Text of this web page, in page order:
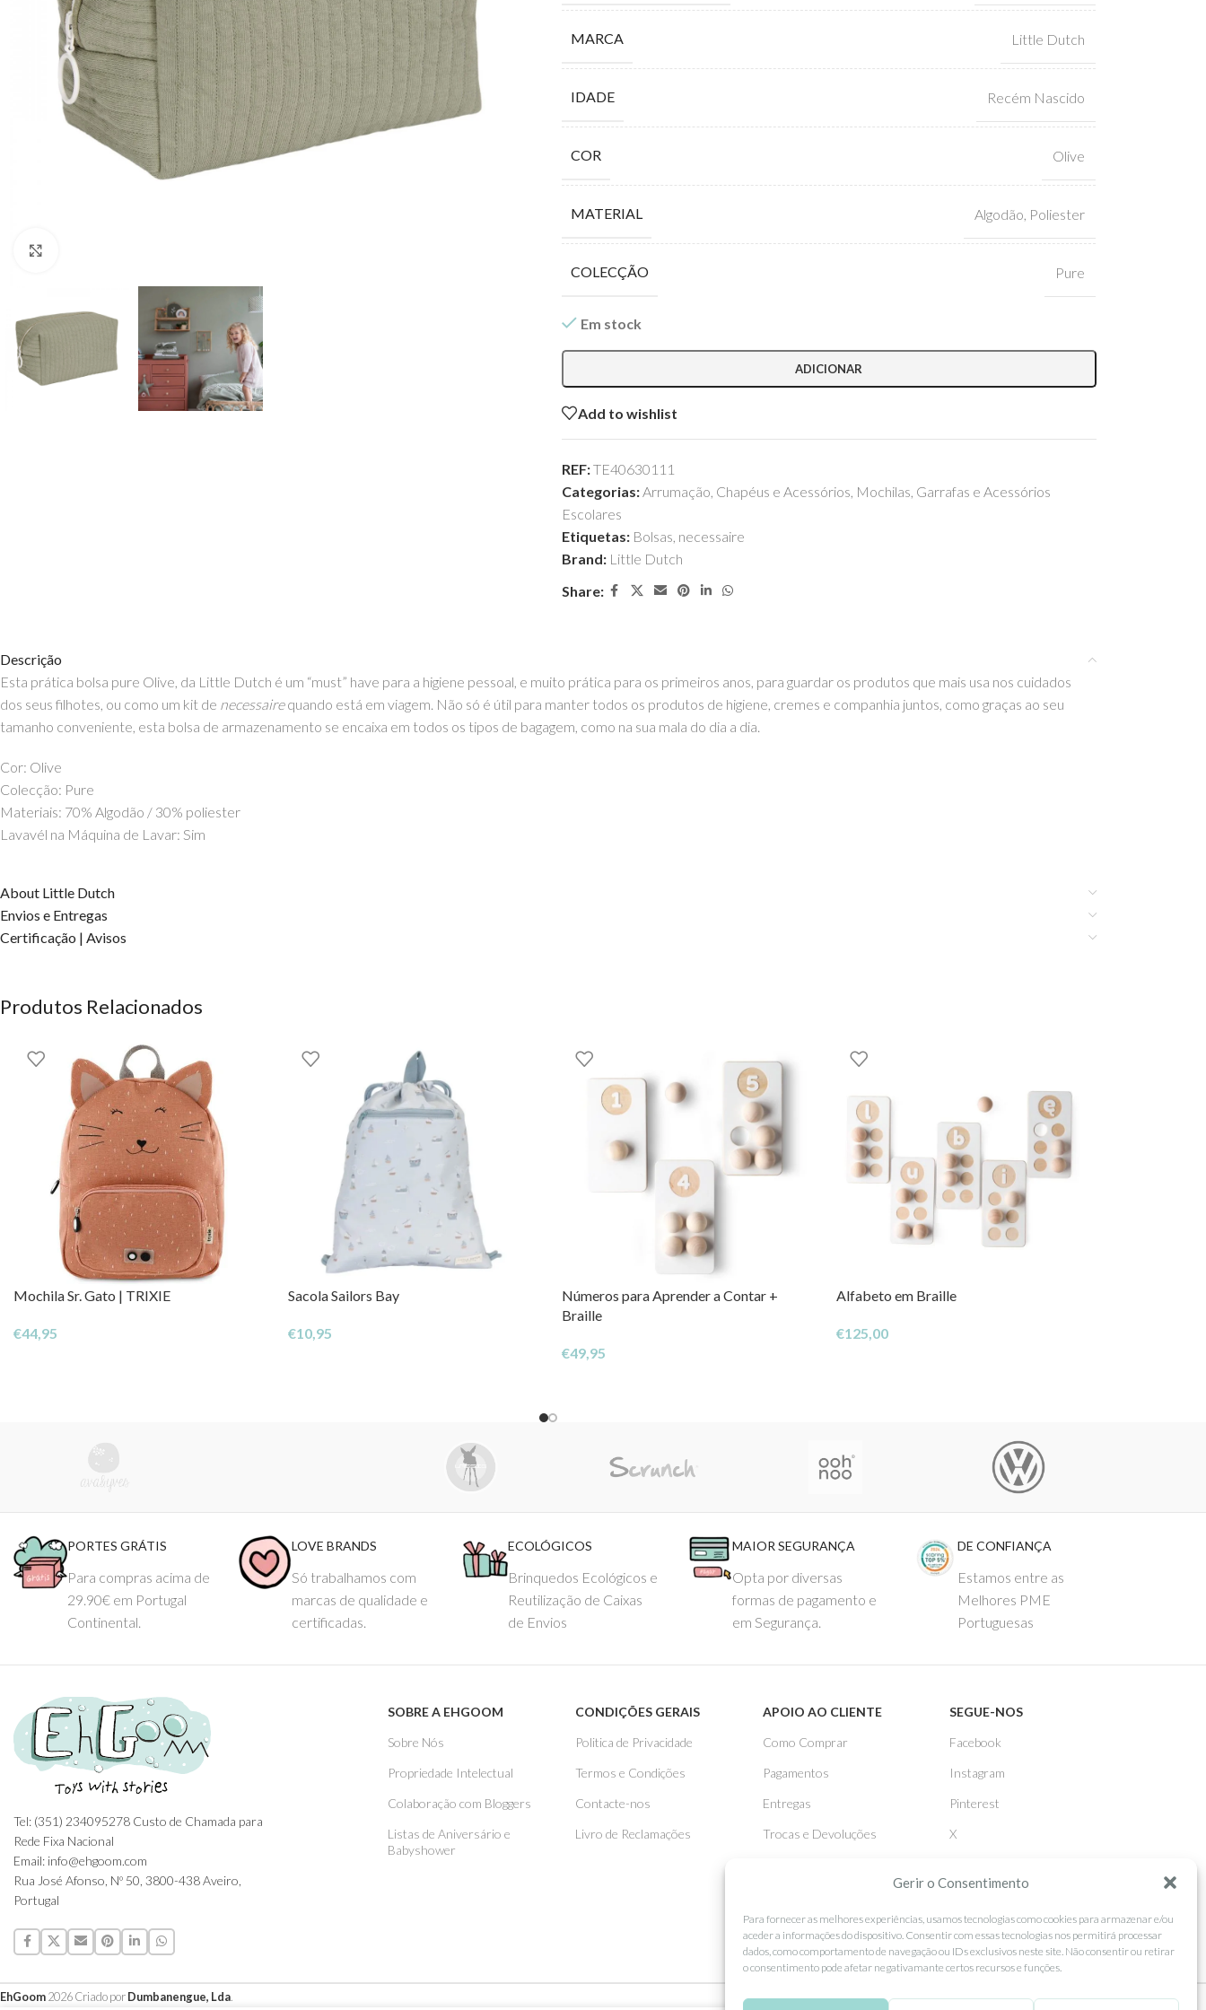
Gerir o Consentimento
Para fornecer as melhores experiências, usamos tecnologias como cookies para armazenar e/ou
aceder a informações do dispositivo. Consentir com essas tecnologias nos permitirá processar
dados, como comportamento de navegação ou IDs exclusivos neste site. Não consentir ou retirar
o consentimento pode afetar negativamante certos recursos e funções.
MARCA Little Dutch
IDADE Recém Nascido
COR Olive
MATERIAL Algodão Poliester
COLECÇÃO Pure
Em stock
ADICIONAR
Add to wishlist
REF:TE40630111
Categorias:Arrumação, Chapéus e Acessórios, Mochilas, Garrafas e Acessórios
Escolares
Etiquetas: Bolsas, necessaire
Brand: Little Dutch
Share:
Descrição
Esta prática bolsa pure Olive, da Little Dutch é um “must” have para a higiene pessoal, e muito prática para os primeiros anos, para guardar os produtos que mais usa nos cuidados
dos seus filhotes, ou como um kit de necessairequando está em viagem. Não só é útil para manter todos os produtos de higiene, cremes e companhia juntos, como graças ao seu
tamanho conveniente, esta bolsa de armazenamento se encaixa em todos os tipos de bagagem, como na sua mala do dia a dia.
Cor: Olive
Colecção: Pure
Materiais: 70% Algodão / 30% poliester
Lavavél na Máquina de Lavar: Sim
About Little Dutch
Envios e Entregas
Certificação | Avisos
Produtos Relacionados
Mochila Sr. Gato | TRIXIE
€44,95
Sacola Sailors Bay
€10,95
Números para Aprender a Contar +
Braille
€49,95
Alfabeto em Braille
€125,00
PORTES GRÁTIS
Para compras acima de
29.90€ em Portugal
Continental.
LOVE BRANDS
Só trabalhamos com
marcas de qualidade e
certificadas.
ECOLÓGICOS
Brinquedos Ecológicos e
Reutilização de Caixas
de Envios
MAIOR SEGURANÇA
Opta por diversas
formas de pagamento e
em Segurança.
DE CONFIANÇA
Estamos entre as
Melhores PME
Portuguesas
Tel: (351) 234095278 Custo de Chamada para
Rede Fixa Nacional
Email: info@ehgoom.com
Rua José Afonso, Nº 50, 3800-438 Aveiro,
Portugal
SOBRE A EHGOOM
Sobre Nós
Propriedade Intelectual
Colaboração com Bloggers
Listas de Aniversário e
Babyshower
CONDIÇÕES GERAIS
Politica de Privacidade
Termos e Condições
Contacte-nos
Livro de Reclamações
APOIO AO CLIENTE
Como Comprar
Pagamentos
Entregas
Trocas e Devoluções
SEGUE-NOS
Facebook
Instagram
Pinterest
X
EhGoom2026 Criado porDumbanengue, Lda